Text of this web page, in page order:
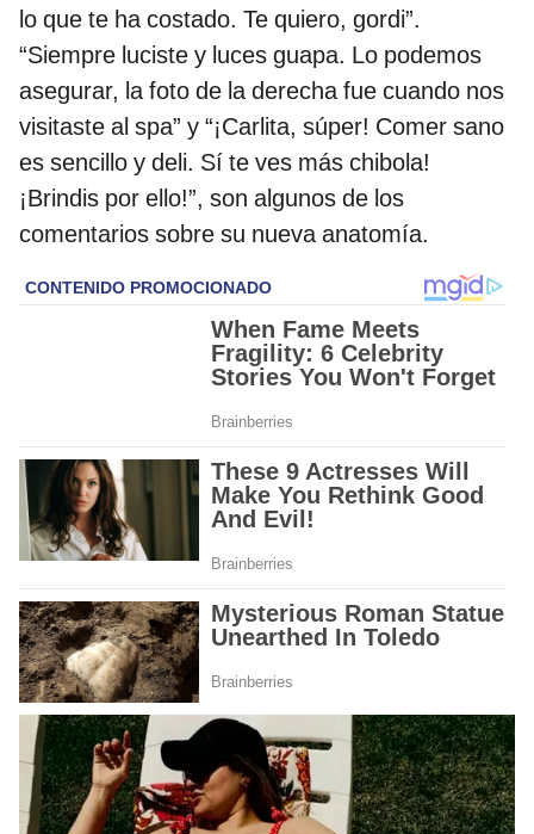
lo que te ha costado. Te quiero, gordi”.
“Siempre luciste y luces guapa. Lo podemos
asegurar, la foto de la derecha fue cuando nos
visitaste al spa” y “¡Carlita, súper! Comer sano
es sencillo y deli. Sí te ves más chibola!
¡Brindis por ello!”, son algunos de los
comentarios sobre su nueva anatomía.